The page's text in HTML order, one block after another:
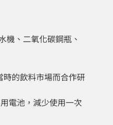
機、二氧化碳鋼瓶、
的飲料市場而合作研
電池，減少使用一次